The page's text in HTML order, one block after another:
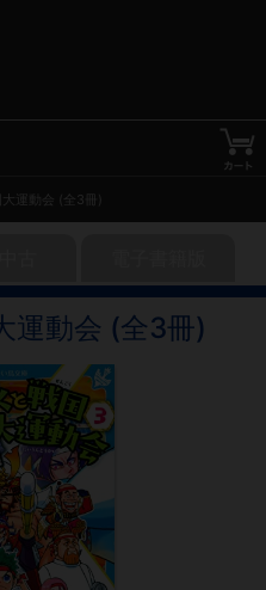
運動会 (全3冊)
運動会 (全3冊)